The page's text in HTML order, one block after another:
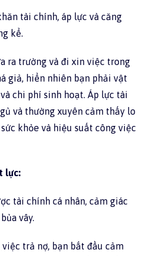
tài chính, áp lực và căng
kể.
ra trường và đi xin việc trong
giả, hiển nhiên bạn phải vật
chi phí sinh hoạt. Áp lực tài
và thường xuyên cảm thấy lo
khỏe và hiệu suất công việc
lực:
tài chính cá nhân, cảm giác
vây.
trả nợ, bạn bắt đầu cảm